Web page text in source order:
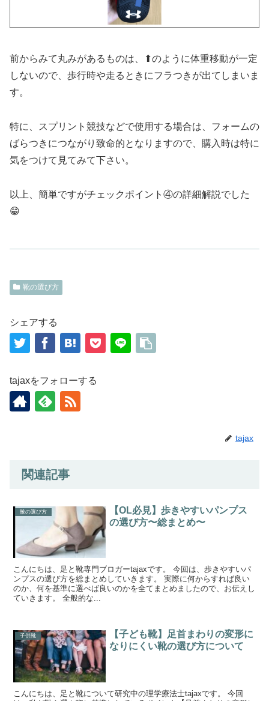
前からみて丸みがあるものは、⬆︎のように体重移動が一定
しないので、歩行時や走るときにフラつきが出てしまいま
す。
特に、スプリント競技などで使用する場合は、フォームの
ばらつきにつながり致命的となりますので、購入時は特に
気をつけて見てみて下さい。
以上、簡単ですがチェックポイント④の詳細解説でした
😁
靴の選び方
シェアする
tajaxをフォローする
tajax
関連記事
靴の選び方
【OL必見】歩きやすいパンプス
の選び方〜総まとめ〜
こんにちは、足と靴専門ブロガーtajaxです。 今回は、歩きやすいパ
ンプスの選び方を総まとめしていきます。 実際に何からすれば良い
のか、何を基準に選べば良いのかを全てまとめましたので、お伝えし
ていきます。 全般的な...
子供靴
【子ども靴】足首まわりの変形に
なりにくい靴の選び方について
こんにちは、足と靴について研究中の理学療法士tajaxです。 今回